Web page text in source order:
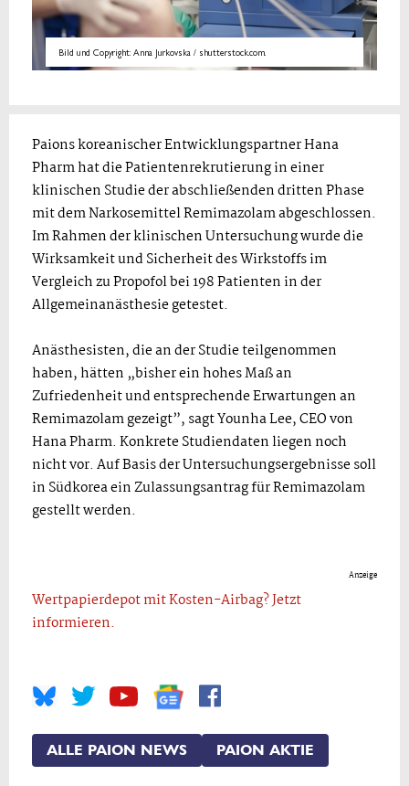
Bild und Copyright: Anna Jurkovska / shutterstock.com.
Paions koreanischer Entwicklungspartner Hana
Pharm hat die Patientenrekrutierung in einer
klinischen Studie der abschließenden dritten Phase
mit dem Narkosemittel Remimazolam abgeschlossen.
Im Rahmen der klinischen Untersuchung wurde die
Wirksamkeit und Sicherheit des Wirkstoffs im
Vergleich zu Propofol bei 198 Patienten in der
Allgemeinanästhesie getestet.
Anästhesisten, die an der Studie teilgenommen
haben, hätten „bisher ein hohes Maß an
Zufriedenheit und entsprechende Erwartungen an
Remimazolam gezeigt”, sagt Younha Lee, CEO von
Hana Pharm. Konkrete Studiendaten liegen noch
nicht vor. Auf Basis der Untersuchungsergebnisse soll
in Südkorea ein Zulassungsantrag für Remimazolam
gestellt werden.
Anzeige
Wertpapierdepot mit Kosten-Airbag? Jetzt
informieren.
ALLE PAION NEWS PAION AKTIE